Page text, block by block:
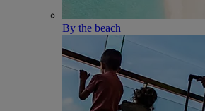
By the beach